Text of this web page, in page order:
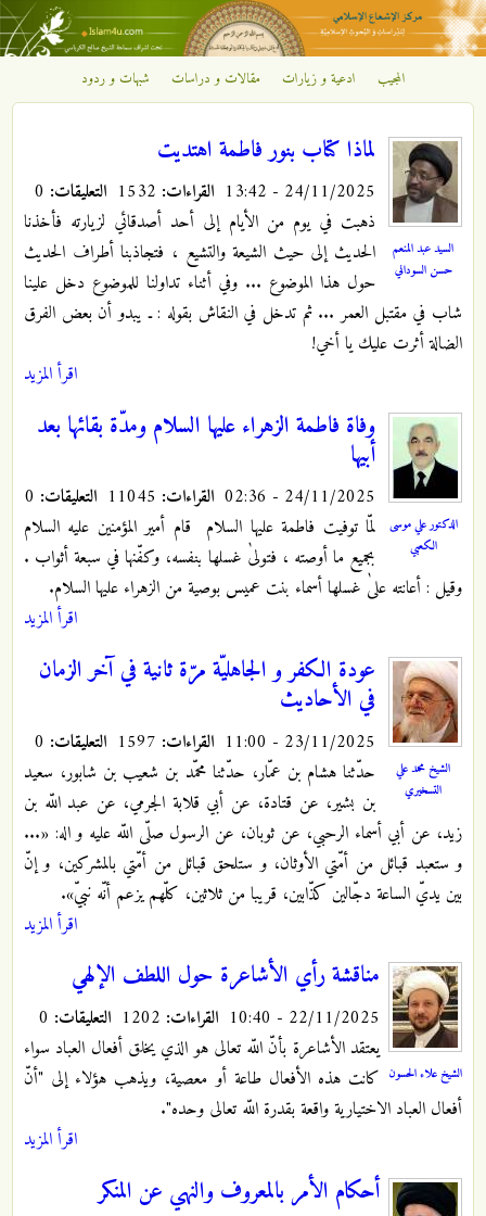
تجاوز إلى المحتوى الرئيسي
مركز
الإشعاع
الإسلامي
المجيب ادعية و زيارات مقالات و دراسات شبهات و ردود
السيد عبد المنعم
حسن السوداني
لماذا كتاب بنور فاطمة اهتديت
24/11/2025 - 13:42 القراءات: التعليقات:
ذهبت في يوم من الأيام إلى أحد أصدقائي لزيارته فأخذنا
الحديث إلى حيث الشيعة والتشيع ، فتجاذبنا أطراف الحديث
حول هذا الموضوع ... وفي أثناء تداولنا للموضوع دخل علينا
شاب في مقتبل العمر ... ثم تدخل في النقاش بقوله : ـ يبدو أن بعض الفرق
الضالة أثرت عليك يا أخي!
اقرأ المزيد
الدكتور علي موسى
الكعبي
وفاة فاطمة الزهراء عليها ‌السلام ومدّة بقائها بعد
أبيها
24/11/2025 - 02:36 القراءات: التعليقات:
لمّا توفيت فاطمة عليها ‌السلام قام أمير المؤمنين عليه ‌السلام
بجميع ما أوصته ، فتولىٰ غسلها بنفسه، وكفّنها في سبعة أثواب .
وقيل : أعانته علىٰ غسلها أسماء بنت عميس بوصية من الزهراء عليها ‌السلام.
اقرأ المزيد
الشيخ محمد علي
التسخيري
عودة الكفر و الجاهليّة مرّة ثانية في آخر الزمان
في الأحاديث
23/11/2025 - 11:00 القراءات: التعليقات:
حدّثنا هشام بن عمّار، حدّثنا محمّد بن شعيب بن شابور، سعيد
بن بشير، عن قتادة، عن أبي قلابة الجرمي، عن عبد اللّه بن
زيد، عن أبي أسماء الرحبي، عن ثوبان، عن الرسول صلّى اللّه عليه و اله: «...
و ستعبد قبائل من أمّتي الأوثان، و ستلحق قبائل من أمّتي بالمشركين، و إنّ
بين يديّ الساعة دجّالين كذّابين، قريبا من ثلاثين، كلّهم يزعم أنّه نبيّ».
اقرأ المزيد
الشيخ علاء الحسون
مناقشة رأي الأشاعرة حول اللطف الإلهي
22/11/2025 - 10:40 القراءات: التعليقات:
يعتقد الأشاعرة بأنّ اللّه تعالى هو الذي يخلق أفعال العباد سواء
كانت هذه الأفعال طاعة أو معصية، ويذهب هؤلاء إلى "أنّ
أفعال العباد الاختيارية واقعة بقدرة اللّه تعالى وحده".
اقرأ المزيد
أحكام الأمر بالمعروف والنهي عن المنكر